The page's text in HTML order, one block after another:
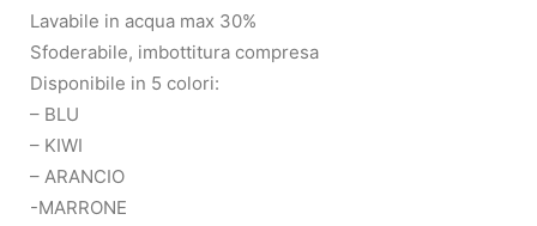
Lavabile in acqua max 30%
Sfoderabile, imbottitura compresa
Disponibile in 5 colori:
– BLU
– KIWI
– ARANCIO
-MARRONE